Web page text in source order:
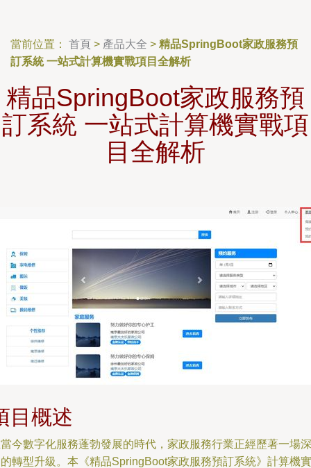
當前位置： 首頁 > 產品大全 > 精品SpringBoot家政服務預
訂系統 一站式計算機實戰項目全解析
精品SpringBoot家政服務預
訂系統 一站式計算機實戰項
目全解析
目概述
今數字化服務蓬勃發展的時代，家政服務行業正經歷著一場深
轉型升級。本《精品SpringBoot家政服務預訂系統》計算機實